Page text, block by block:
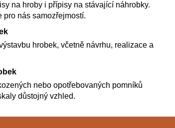
na hroby i přípisy na stávající náhrobky.
pro nás samozřejmostí.
hrobek, včetně návrhu, realizace a
nebo opotřebovaných pomníků
důstojný vzhled.